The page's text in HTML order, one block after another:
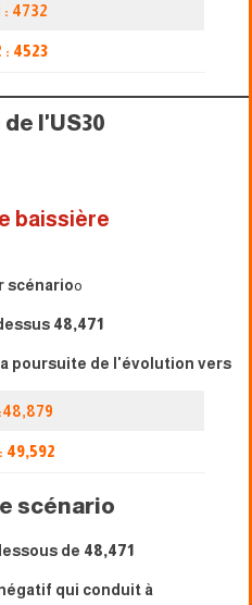
: 4732
: 4523
l'US30
baissière
scénarioo
48,471
poursuite de l'évolution vers
49,592
scénario
de 48,471
qui conduit à